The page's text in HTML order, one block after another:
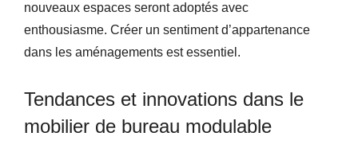
nouveaux espaces seront adoptés avec
enthousiasme. Créer un sentiment d’appartenance
dans les aménagements est essentiel.
Tendances et innovations dans le
mobilier de bureau modulable